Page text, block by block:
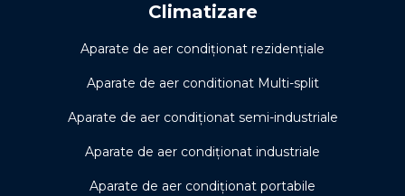
Climatizare
Aparate de aer condiționat rezidențiale
Aparate de aer conditionat Multi-split
Aparate de aer condiționat semi-industriale
Aparate de aer condiționat industriale
Aparate de aer condiționat portabile